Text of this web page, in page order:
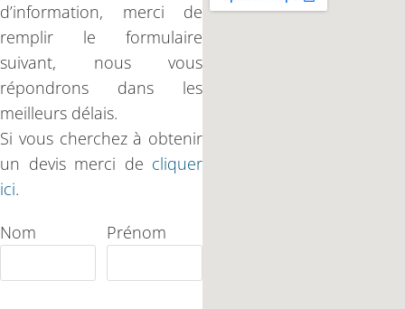
d’information, merci de
remplir le formulaire
suivant, nous vous
répondrons dans les
meilleurs délais.
Si vous cherchez à obtenir
un devis merci de cliquer
ici.
Nom
Prénom